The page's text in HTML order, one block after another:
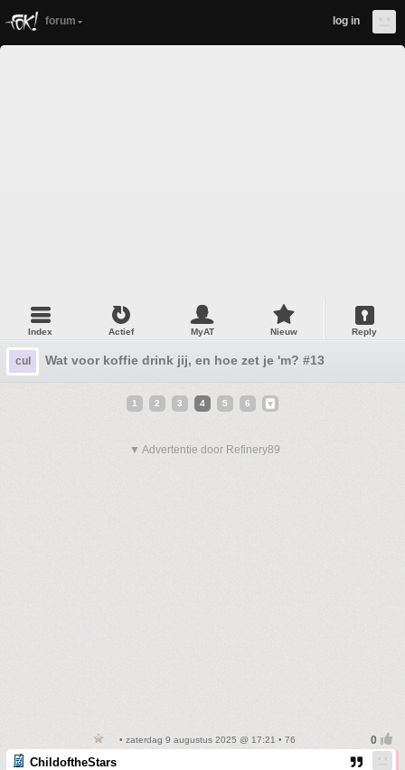
forum log in
Index Actief MyAT Nieuw Reply
cul Wat voor koffie drink jij, en hoe zet je 'm? #13
1 2 3 4 5 6
▼ Advertentie door Refinery89
• zaterdag 9 augustus 2025 @ 17:21 • 76
ChildoftheStars